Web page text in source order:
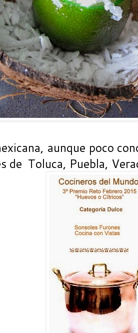
aunque poco
de Toluca, Puebla,